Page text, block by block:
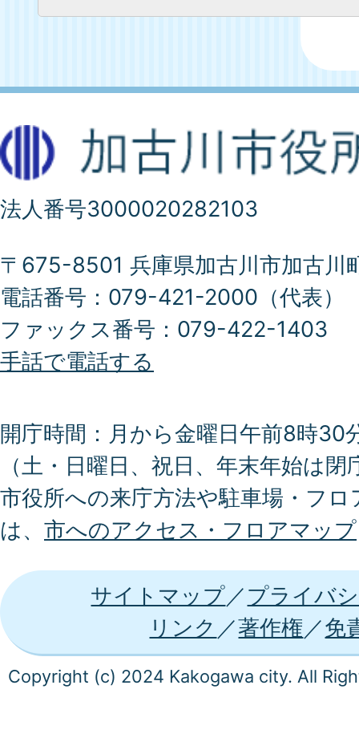
法人番号3000020282103
〒675-8501 兵庫県加古川市加古川
電話番号：079-421-2000（代表）
ファックス番号：079-422-1403
手話で電話する
開庁時間：月から金曜日午前8時30
（土・日曜日、祝日、年末年始は閉
市役所への来庁方法や駐車場・フ
は、 市へのアクセス・フロアマップ
サイトマップ
プライバ
リンク
著作権 免
Copyright (c) 2024 Kakogawa city. All